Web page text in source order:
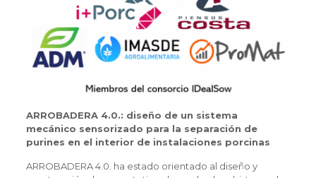
ARROBADERA 4.0.: diseño de un sistema
mecánico sensorizado para la separación de
purines en el interior de instalaciones porcinas
ARROBADERA 4.0. ha estado orientado al diseño y